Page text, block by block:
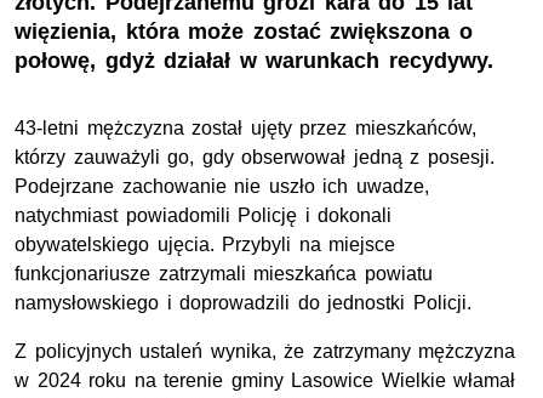
więzienia, która może zostać zwiększona o
połowę, gdyż działał w warunkach recydywy.
43-letni mężczyzna został ujęty przez mieszkańców,
którzy zauważyli go, gdy obserwował jedną z posesji.
Podejrzane zachowanie nie uszło ich uwadze,
natychmiast powiadomili Policję i dokonali
obywatelskiego ujęcia. Przybyli na miejsce
funkcjonariusze zatrzymali mieszkańca powiatu
namysłowskiego i doprowadzili do jednostki Policji.
Z policyjnych ustaleń wynika, że zatrzymany mężczyzna
w 2024 roku na terenie gminy Lasowice Wielkie włamał